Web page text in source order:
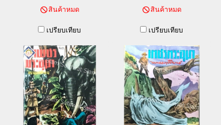
สินค้าหมด
เปรียบเทียบ
สินค้าหมด
เปรียบเทียบ